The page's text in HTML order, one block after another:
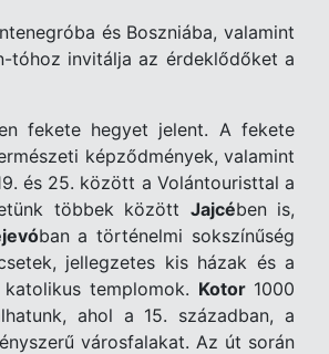
és Boszniába, valamint
tóhoz invitálja az érdeklődőket a
fekete hegyet jelent. A fekete
képződmények, valamint
és 25. között a Volántouristtal a
többek között Jajcében is,
ban a történelmi sokszínűség
jellegzetes kis házak és a
templomok. Kotor 1000
ahol a 15. században, a
városfalakat. Az út során